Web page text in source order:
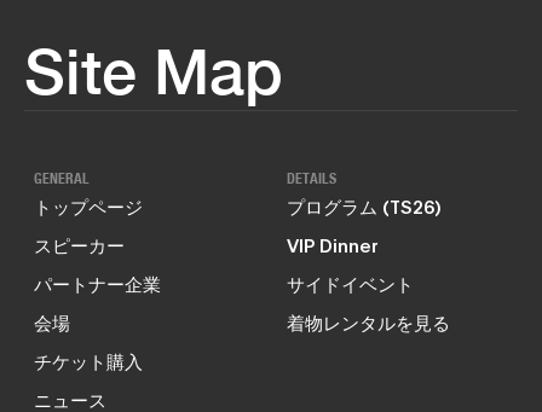
Site Map
GENERAL
トップページ
スピーカー
パートナー企業
会場
チケット購入
ニュース
DETAILS
プログラム (TS26)
VIP Dinner
サイドイベント
着物レンタルを見る